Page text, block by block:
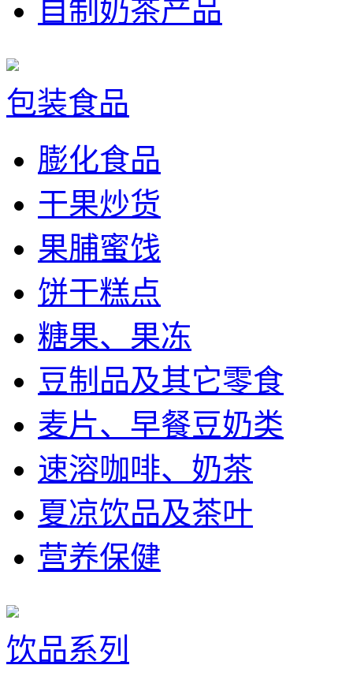
自制奶茶产品
包装食品
膨化食品
干果炒货
果脯蜜饯
饼干糕点
糖果、果冻
豆制品及其它零食
麦片、早餐豆奶类
速溶咖啡、奶茶
夏凉饮品及茶叶
营养保健
饮品系列